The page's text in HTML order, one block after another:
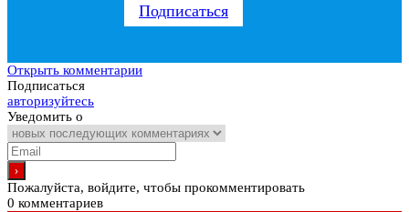
Подписаться
Открыть комментарии
Подписаться
авторизуйтесь
Уведомить о
Пожалуйста, войдите, чтобы прокомментировать
0 комментариев